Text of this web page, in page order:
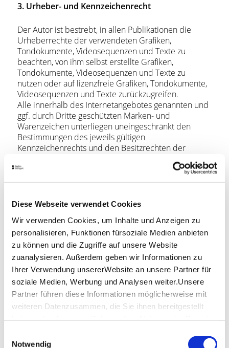
Diese Webseite verwendet Cookies
Wir verwenden Cookies, um Inhalte und Anzeigen zu
personalisieren, Funktionen fürsoziale Medien anbieten
zu können und die Zugriffe auf unsere Website
zuanalysieren. Außerdem geben wir Informationen zu
Ihrer Verwendung unsererWebsite an unsere Partner für
soziale Medien, Werbung und Analysen weiter.Unsere
Partner führen diese Informationen möglicherweise mit
weiteren Datenzusammen, die Sie ihnen bereitgestellt
Impressum
Notwendig
3. Urheber- und Kennzeichenrecht
Der Autor ist bestrebt, in allen Publikationen die
Urheberrechte der verwendeten Grafiken,
Tondokumente, Videosequenzen und Texte zu
beachten, von ihm selbst erstellte Grafiken,
Tondokumente, Videosequenzen und Texte zu
nutzen oder auf lizenzfreie Grafiken, Tondokumente,
Videosequenzen und Texte zurückzugreifen.
Alle innerhalb des Internetangebotes genannten und
ggf. durch Dritte geschützten Marken- und
Warenzeichen unterliegen uneingeschränkt den
Bestimmungen des jeweils gültigen
Kennzeichenrechts und den Besitzrechten der
jeweiligen eingetragenen Eigentümer. Allein aufgrund
der bloßen Nennung ist nicht der Schluss zu ziehen,
dass Markenzeichen nicht durch Rechte Dritter
Das Copyright für veröffentlichte, vom Autor selbst
Eine Vervielfältigung oder Verwendung solcher
Grafiken, Tondokumente, Videosequenzen und Texte
in anderen elektronischen oder gedruckten
Publikationen ist ohne ausdrückliche Zustimmung
des Autors nicht gestattet.
4. Datenschutz
Möglichkeit zur Eingabe persönlicher oder
Anschriften) besteht, so erfolgt die Preisgabe dieser